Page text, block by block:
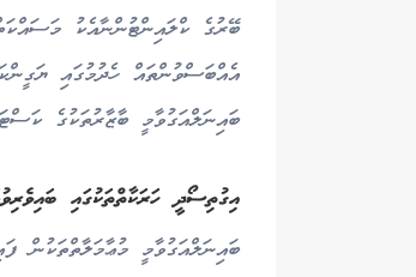
ބޭރުގެ ކްލައިންޓުންނާއެކު
އެއްބަސްވުންތައް ހެދުމުގައި
ބައިނަލްއަގުވާމީ ބާޒާރުތަކުގެ
އިގުތިސޯދީ ހަރަކާތްތަކުގައި
ބައިނަލްއަގުވާމީ މުޢާމަލާތްތަކުން